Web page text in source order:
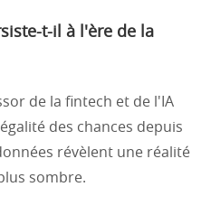
t-il à l'ère de la
de la fintech et de l'IA
des chances depuis
révèlent une réalité
sombre.